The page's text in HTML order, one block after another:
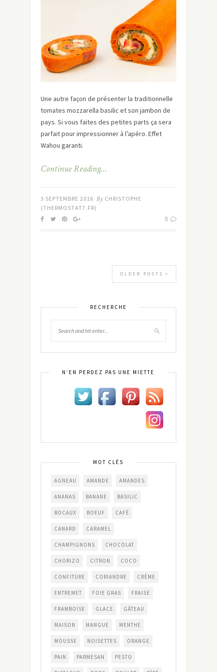
Une autre façon de présenter la traditionnelle
tomates mozzarella basilic et son jambon de
pays. Si vous faites des petites parts ça sera
parfait pour impressionner à l’apéro. Effet
Wahou garanti.
Continue Reading…
3 SEPTEMBRE 2016 By CHRISTOPHE
(THERMOSTAT7.FR)
0
OLDER POSTS
RECHERCHE
N’EN PERDEZ PAS UNE MIETTE
MOT CLÉS
AGNEAU AMANDE AMANDES
ANANAS BANANE BASILIC
BOCAUX BOEUF CAFÉ
CANARD CARAMEL
CHAMPIGNONS CHOCOLAT
CHORIZO CITRON COCO
CONFITURE CORIANDRE CRÈME
ENTREMET FOIE GRAS FRAISE
FRAMBOISE GLACE GÂTEAU
MAISON MANGUE MENTHE
MOUSSE NOISETTES ORANGE
PAIN PARMESAN PESTO